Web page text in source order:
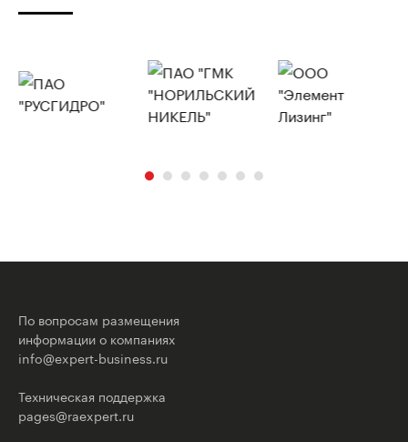
По вопросам размещения
информации о компаниях
info@expert-business.ru
Техническая поддержка
pages@raexpert.ru